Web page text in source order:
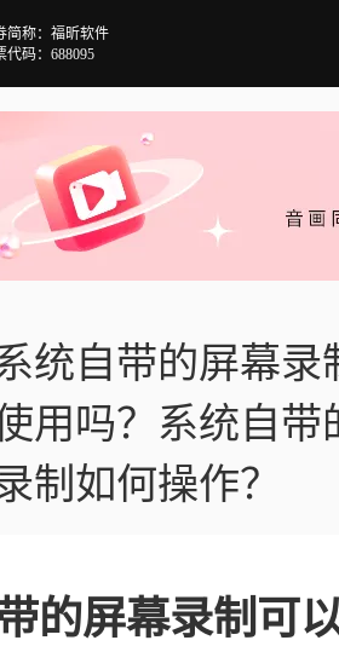
简称：福昕软件
代码：688095
统自带的屏幕录
用吗？系统自带
制如何操作？
的屏幕录制可